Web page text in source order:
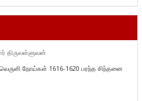
திருவள்ளுவன்
நோய்கள் 1616-1620 பரந்த சிந்தனை